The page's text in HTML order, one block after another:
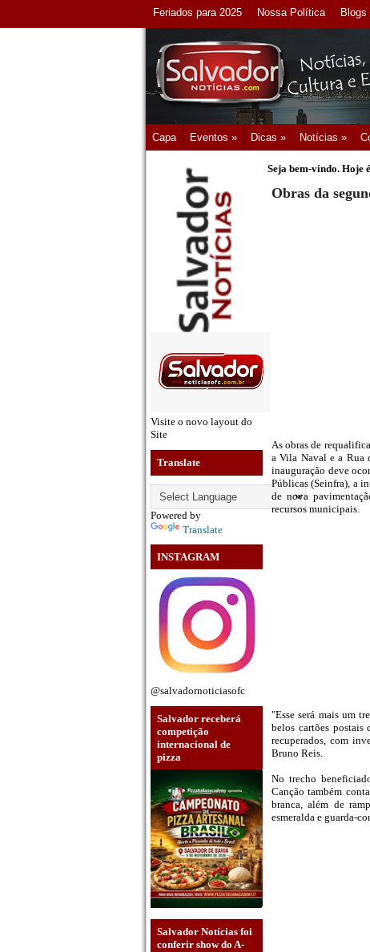
Feriados para 2025 Nossa Política Blogs
Capa Eventos » Dicas » Notícias »
Visite o novo layout do
Site
Translate
Powered by
Translate
INSTAGRAM
@salvadornoticiasofc
Salvador receberá
competição
internacional de
pizza
Salvador Notícias foi
conferir show do A-
Seja bem-vindo. Hoje é
Obras da
As obras de
a Vila Naval e a Rua
inauguração deve
Públicas (Seinfra), a
de nova
recursos municipais.
"Esse será mais um
belos cartões postais
recuperados, com
Bruno Reis.
No trecho
Canção também
branca, além de
esmeralda e guarda-